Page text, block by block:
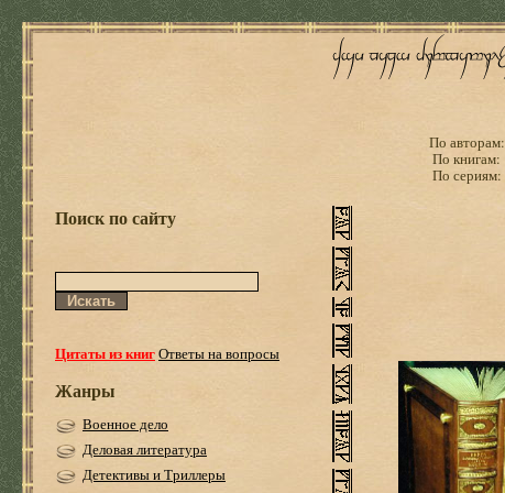
По авторам:
По книгам:
По сериям:
Поиск по сайту
Цитаты из книгОтветы на вопросы
Жанры
Военное дело
Деловая литература
Детективы и Триллеры